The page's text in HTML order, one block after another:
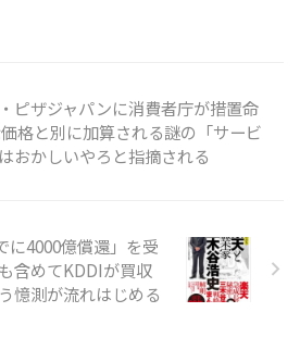
ピザジャパンに消費者庁が措置命
格と別に加算される謎の「サービ
おかしいやろと指摘される
に4000億償還」を受
含めてKDDIが買収
憶測が流れはじめる